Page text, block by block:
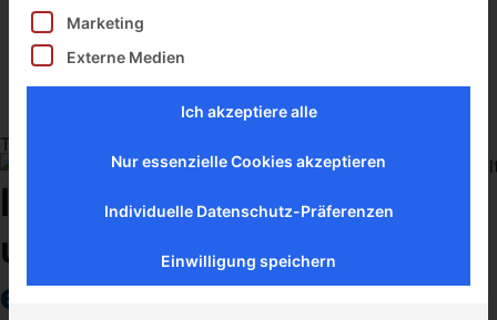
Trusted by
Ihre Getränke­logistik,
unsere Mission –einfach.
effizient. skalierbar.
Marketing
Externe Medien
Ich akzeptiere alle
Nur essenzielle Cookies akzeptieren
Individuelle Datenschutz-Präferenzen
Einwilligung speichern